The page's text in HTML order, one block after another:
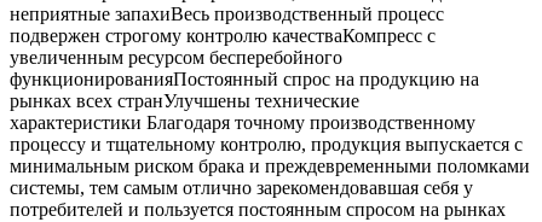
неприятные запахиВесь производственный процесс
подвержен строгому контролю качестваКомпресс с
увеличенным ресурсом бесперебойного
функционированияПостоянный спрос на продукцию на
рынках всех странУлучшены технические
характеристики Благодаря точному производственному
процессу и тщательному контролю, продукция выпускается с
минимальным риском брака и преждевременными поломками
системы, тем самым отлично зарекомендовавшая себя у
потребителей и пользуется постоянным спросом на рынках